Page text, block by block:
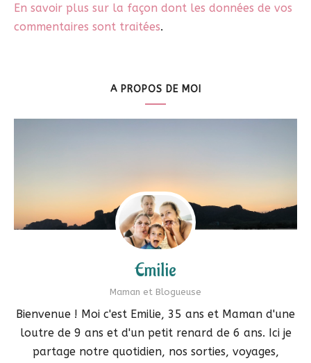
En savoir plus sur la façon dont les données de vos
commentaires sont traitées.
A PROPOS DE MOI
Emilie
Maman et Blogueuse
Bienvenue ! Moi c'est Emilie, 35 ans et Maman d'une
loutre de 9 ans et d'un petit renard de 6 ans. Ici je
partage notre quotidien, nos sorties, voyages,